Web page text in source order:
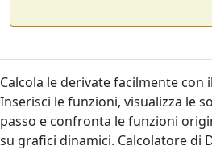
Calcola le derivate facilmente
Inserisci le funzioni, visualizza le
passo e confronta le funzioni
su grafici dinamici. Calcolatore di